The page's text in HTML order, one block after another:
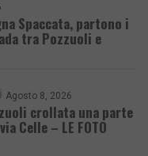
Spaccata, partono i
tra Pozzuoli e
Agosto 8, 2026
crollata una parte
Celle – LE FOTO